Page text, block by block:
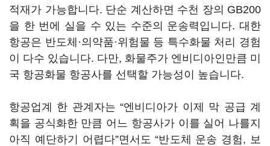
적재가 가능합니다. 단순 계산하면 수천 장의 GB200
을 한 번에 실을 수 있는 수준의 운송력입니다. 대한
항공은 반도체·의약품·위험물 등 특수화물 처리 경험
이 다수 있습니다. 다만, 화물주가 엔비디아인만큼 미
국 항공화물 항공사를 선택할 가능성이 높습니다.
항공업계 한 관계자는 “엔비디아가 이제 막 공급 계
획을 공식화한 만큼 어느 항공사가 이를 실어 나를지
아직 예단하기 어렵다”면서도 “반도체 운송 경험, 보